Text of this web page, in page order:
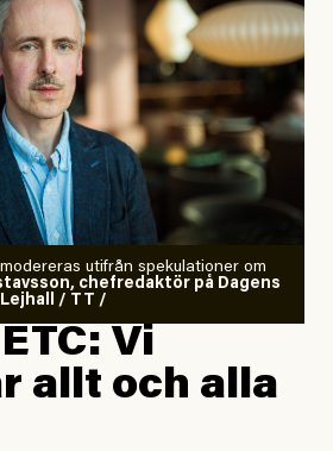
utifrån spekulationer om
chefredaktör på Dagens
Lejhall / TT /
Vi
allt och alla